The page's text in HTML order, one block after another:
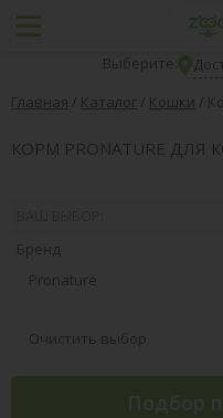
Выберите:
Главная / Каталог / Кошки /
КОРМ PRONATURE ДЛЯ
Бренд
Pronature
Очистить выбор
Подбор